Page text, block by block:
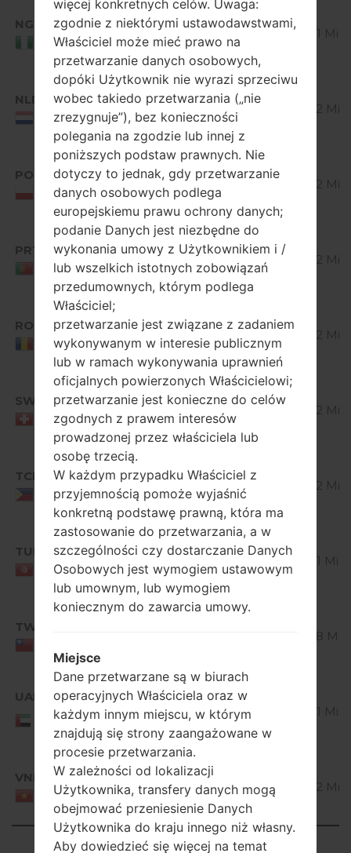
NGR
Nigeria
V10F_00.kdz
Android
4.1-4.3
Jelly
Bean
510.01 MiB
NLD
Netherlands
V10E_00.kdz
Android
4.1-4.3
Jelly
Bean
514.32 MiB
POL
Poland
V10E_00.kdz
Android
4.1-4.3
Bean
514.32 MiB
PRT
Portugal
V10E_00.kdz
Android
4.1-4.3
Jelly
Bean
514.32 MiB
ROM
Romania
V10E_00.kdz
4.1-4.3
Jelly
Bean
514.32 MiB
SWS
Switzerland
V10E_00.kdz
Android
4.1-4.3
Jelly
Bean
514.32 MiB
TCI
Philippines
V10D_00.kdz 4.1-4.3
Jelly
Bean
512.92 MiB
TUN
Tunisia
V10F_00.kdz
Android
4.1-4.3
Jelly
510.01 MiB
TWN
Android
521.98 MiB
UAE
United Arab
Emirates
V10F_00.kdz
Android
4.1-4.3
Jelly
Bean
510.01 MiB
VNM
Viet Nam
V10D_00.kdz
Jelly
Bean
512.92 MiB
Showing 1 to 27 of 27 entries
więcej konkretnych celów. Uwaga:
zgodnie z niektórymi ustawodawstwami,
Właściciel może mieć prawo na
przetwarzanie danych osobowych,
dopóki Użytkownik nie wyrazi sprzeciwu
wobec takiedo przetwarzania („nie
zrezygnuje”), bez konieczności
polegania na zgodzie lub innej z
poniższych podstaw prawnych. Nie
dotyczy to jednak, gdy przetwarzanie
danych osobowych podlega
europejskiemu prawu ochrony danych;
podanie Danych jest niezbędne do
wykonania umowy z Użytkownikiem i /
lub wszelkich istotnych zobowiązań
przedumownych, którym podlega
Właściciel;
przetwarzanie jest związane z zadaniem
wykonywanym w interesie publicznym
lub w ramach wykonywania uprawnień
oficjalnych powierzonych Właścicielowi;
przetwarzanie jest konieczne do celów
zgodnych z prawem interesów
prowadzonej przez właściciela lub
osobę trzecią.
W każdym przypadku Właściciel z
przyjemnością pomoże wyjaśnić
konkretną podstawę prawną, która ma
zastosowanie do przetwarzania, a w
szczególności czy dostarczanie Danych
Osobowych jest wymogiem ustawowym
lub umownym, lub wymogiem
koniecznym do zawarcia umowy.
Miejsce
Dane przetwarzane są w biurach
operacyjnych Właściciela oraz w
każdym innym miejscu, w którym
znajdują się strony zaangażowane w
procesie przetwarzania.
W zależności od lokalizacji
Użytkownika, transfery danych mogą
obejmować przeniesienie Danych
Użytkownika do kraju innego niż własny.
Aby dowiedzieć się więcej na temat